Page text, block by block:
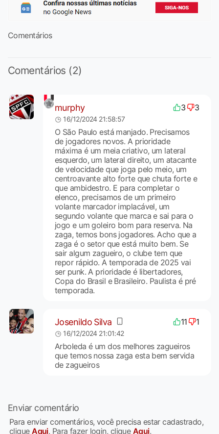
Comentários
Comentários (2)
murphy 3 3
16/12/2024 21:58:57
O São Paulo está manjado. Precisamos
de jogadores novos. A prioridade
máxima é um meia criativo, um lateral
esquerdo, um lateral direito, um atacante
de velocidade que joga pelo meio, um
centroavante alto forte que chuta forte e
que ambidestro. E para completar o
elenco, precisamos de um primeiro
volante marcador implacável, um
segundo volante que marca e sai para o
jogo e um goleiro bom para reserva. Na
zaga, temos bons jogadores. Acho que a
zaga é o setor que está muito bem. Se
sair algum zagueiro, o clube tem que
repor rápido. A temporada de 2025 vai
ser punk. A prioridade é libertadores,
Copa do Brasil e Brasileiro. Paulista é pré
temporada.
Josenildo Silva 11 1
16/12/2024 21:01:42
Arboleda é um dos melhores zagueiros
que temos nossa zaga esta bem servida
de zagueiros
Enviar comentário
Para enviar comentários, você precisa estar cadastrado,
cliqueAqui. Para fazer login, clique Aqui.